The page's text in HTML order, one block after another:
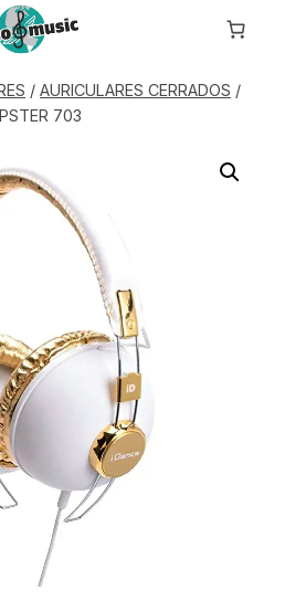
/ AURICULARES CERRADOS /
703